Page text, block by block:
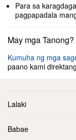
Para sa
pagpapadala
May mga Tanong?
Kumuha ng mga
paano kami
Lalaki
Babae